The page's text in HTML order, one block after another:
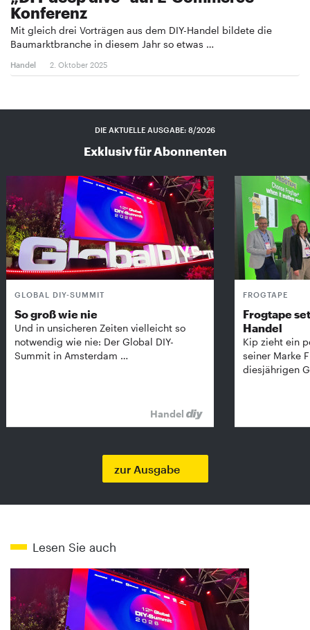
Konferenz
Mit gleich drei Vorträgen aus dem DIY-Handel bildete die
Baumarktbranche in diesem Jahr so etwas …
Handel 2. Oktober 2025
DIE AKTUELLE AUSGABE: 8/2026
Exklusiv für Abonnenten
GLOBAL DIY-SUMMIT
So groß wie nie
Und in unsicheren Zeiten vielleicht so
notwendig wie nie: Der Global DIY-
Summit in Amsterdam …
Handel
FROGTAPE
Frogtape
Handel
Kip zieht ein
seiner Marke
diesjährigen
zur Ausgabe
Lesen Sie auch